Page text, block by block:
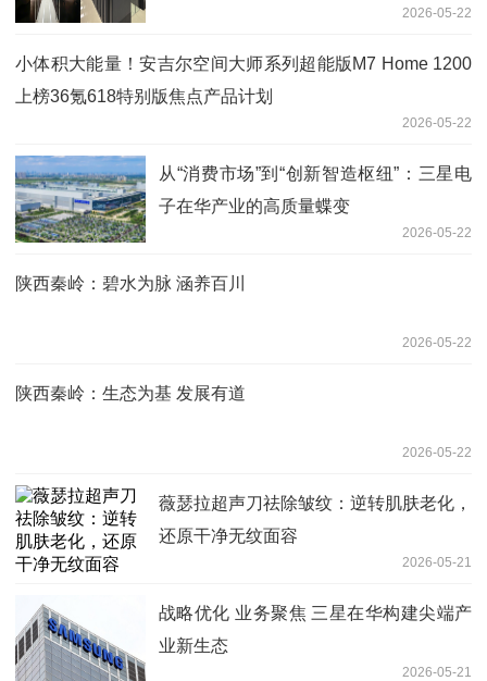
2026-05-22
小体积大能量！安吉尔空间大师系列超能版M7 Home 1200
上榜36氪618特别版焦点产品计划
2026-05-22
从“消费市场”到“创新智造枢纽”：三星电
子在华产业的高质量蝶变
2026-05-22
陕西秦岭：碧水为脉 涵养百川
2026-05-22
陕西秦岭：生态为基 发展有道
2026-05-22
薇瑟拉超声刀祛除皱纹：逆转肌肤老化，
还原干净无纹面容
2026-05-21
战略优化 业务聚焦 三星在华构建尖端产
业新生态
2026-05-21